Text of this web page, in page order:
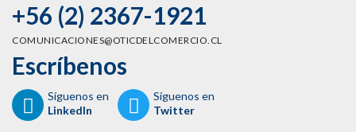
+56 (2) 2367-1921
COMUNICACIONES@OTICDELCOMERCIO.CL
Escríbenos
Síguenos en
LinkedIn
Síguenos en
Twitter